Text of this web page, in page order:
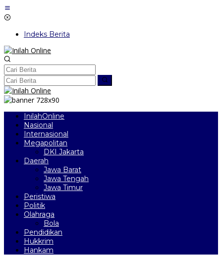
Lewati
ke
Indeks Berita
InilahOnline
Nasional
Internasional
Megapolitan
DKI Jakarta
Daerah
Jawa Barat
Jawa Tengah
Jawa Timur
Peristiwa
Politik
Olahraga
Bola
Pendidikan
Hukkrim
Hankam